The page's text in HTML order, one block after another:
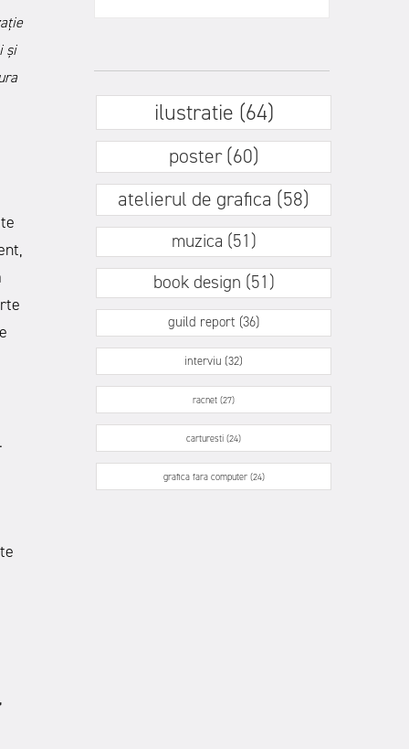
și
ilustratie (64)
poster (60)
atelierul de grafica (58)
muzica (51)
book design (51)
guild report (36)
interviu (32)
racnet (27)
carturesti (24)
grafica fara computer (24)